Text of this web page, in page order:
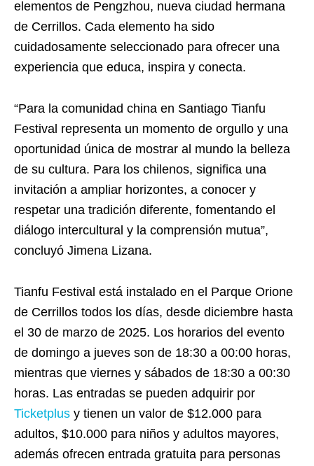
elementos de Pengzhou, nueva ciudad hermana
de Cerrillos. Cada elemento ha sido
cuidadosamente seleccionado para ofrecer una
experiencia que educa, inspira y conecta.
“Para la comunidad china en Santiago Tianfu
Festival representa un momento de orgullo y una
oportunidad única de mostrar al mundo la belleza
de su cultura. Para los chilenos, significa una
invitación a ampliar horizontes, a conocer y
respetar una tradición diferente, fomentando el
diálogo intercultural y la comprensión mutua”,
concluyó Jimena Lizana.
Tianfu Festival está instalado en el Parque Orione
de Cerrillos todos los días, desde diciembre hasta
el 30 de marzo de 2025. Los horarios del evento
de domingo a jueves son de 18:30 a 00:00 horas,
mientras que viernes y sábados de 18:30 a 00:30
horas. Las entradas se pueden adquirir por
Ticketplus y tienen un valor de $12.000 para
adultos, $10.000 para niños y adultos mayores,
además ofrecen entrada gratuita para personas